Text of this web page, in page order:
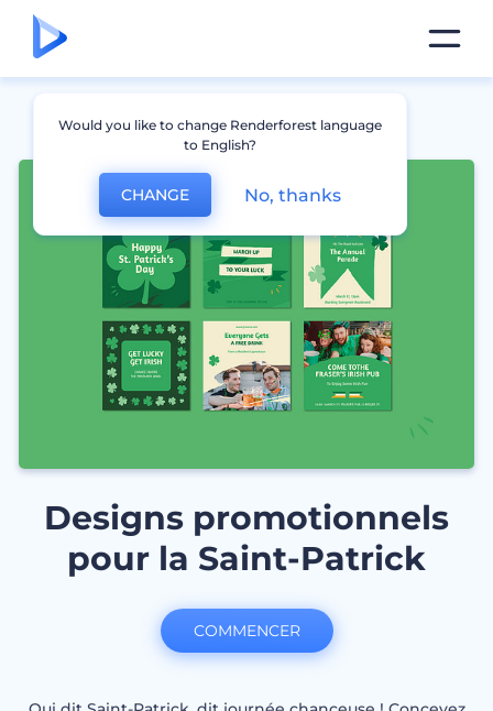
Designs promotionnels
pour la Saint-Patrick
COMMENCER
Would you like to change Renderforest language
to English?
CHANGE No, thanks